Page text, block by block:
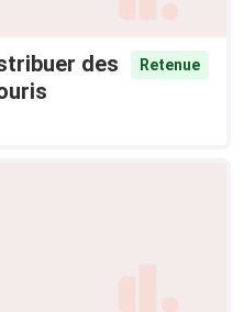
des
Retenue